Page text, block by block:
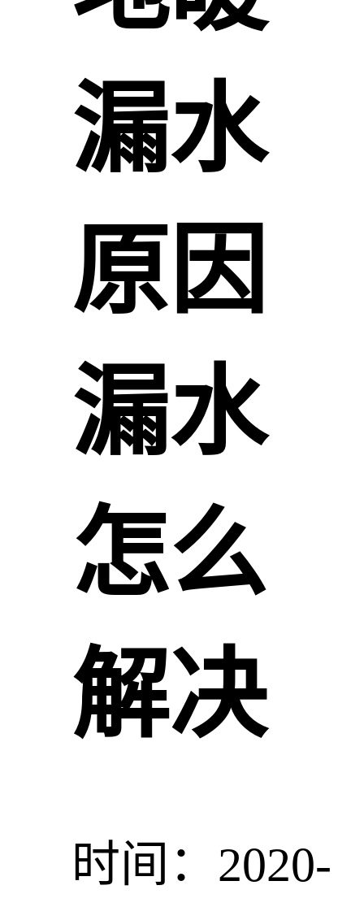
漏水
原因
漏水
怎么
解决
时间：2020-